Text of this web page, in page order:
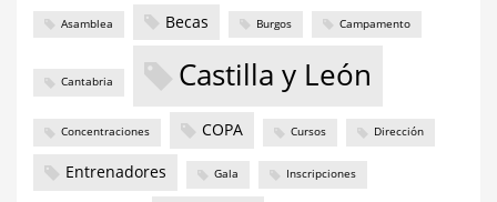
Asamblea Becas Burgos Campamento
Cantabria Castilla y León
Concentraciones COPA Cursos Dirección
Entrenadores Gala Inscripciones